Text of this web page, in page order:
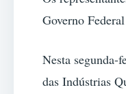
Governo
Nesta
das Indústrias